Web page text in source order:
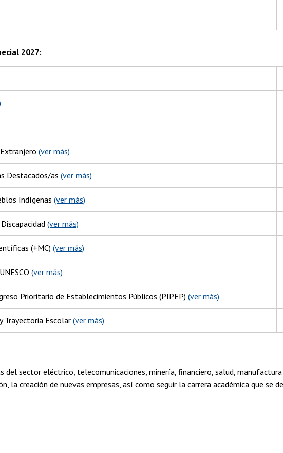
2027:
(ver más)
Destacados/as (ver más)
Indígenas (ver más)
(ver más)
(+MC) (ver más)
(ver más)
Prioritario de Establecimientos Públicos (PIPEP) (ver más)
Trayectoria Escolar (ver más)
del sector eléctrico, telecomunicaciones, minería, financiero, salud,
la creación de nuevas empresas, así como seguir la carrera académica que se